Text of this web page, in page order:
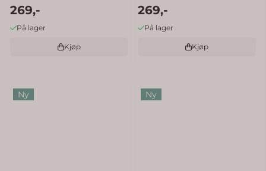
269,-
På lager
Kjøp
269,-
På lager
Kjøp
Ny Ny